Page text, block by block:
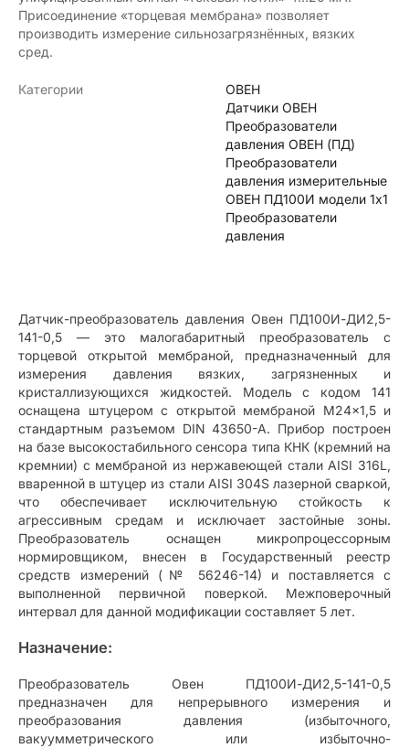
Присоединение «торцевая мембрана» позволяет
производить измерение сильнозагрязнённых, вязких
сред.
Категории
ОВЕН
Датчики ОВЕН
Преобразователи
давления ОВЕН (ПД)
Преобразователи
давления измерительные
ОВЕН ПД100И модели 1х1
Преобразователи
давления
Датчик-преобразователь давления Овен ПД100И-ДИ2,5-
141-0,5 — это малогабаритный преобразователь с
торцевой открытой мембраной, предназначенный для
измерения давления вязких, загрязненных и
кристаллизующихся жидкостей. Модель с кодом 141
оснащена штуцером с открытой мембраной M24×1,5 и
стандартным разъемом DIN 43650-A. Прибор построен
на базе высокостабильного сенсора типа КНК (кремний на
кремнии) с мембраной из нержавеющей стали AISI 316L,
вваренной в штуцер из стали AISI 304S лазерной сваркой,
что обеспечивает исключительную стойкость к
агрессивным средам и исключает застойные зоны.
Преобразователь оснащен микропроцессорным
нормировщиком, внесен в Государственный реестр
средств измерений (№ 56246-14) и поставляется с
выполненной первичной поверкой. Межповерочный
интервал для данной модификации составляет 5 лет.
Назначение:
Преобразователь Овен ПД100И-ДИ2,5-141-0,5
предназначен для непрерывного измерения и
преобразования давления (избыточного,
вакуумметрического или избыточно-